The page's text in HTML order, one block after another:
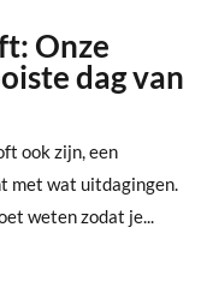
Onze
dag van
ook zijn, een
met wat uitdagingen.
weten zodat je...